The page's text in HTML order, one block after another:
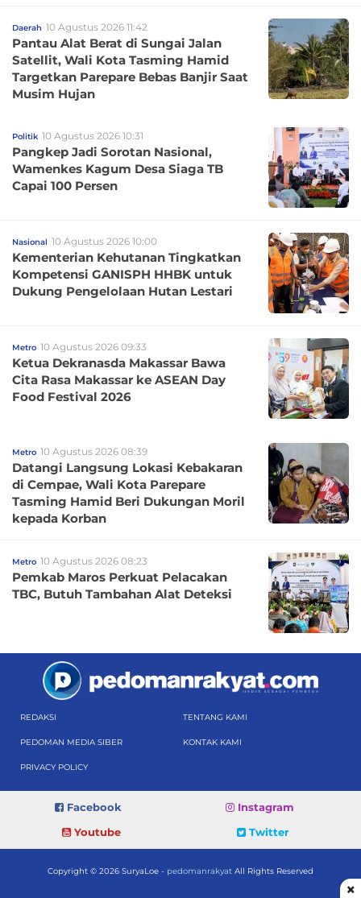
Daerah 10 Agustus 2026 11:42
Pantau Alat Berat di Sungai Jalan
Satellit, Wali Kota Tasming Hamid
Targetkan Parepare Bebas Banjir Saat
Musim Hujan
Politik 10 Agustus 2026 10:31
Pangkep Jadi Sorotan Nasional,
Wamenkes Kagum Desa Siaga TB
Capai 100 Persen
Nasional 10 Agustus 2026 10:00
Kementerian Kehutanan Tingkatkan
Kompetensi GANISPH HHBK untuk
Dukung Pengelolaan Hutan Lestari
Metro 10 Agustus 2026 09:33
Ketua Dekranasda Makassar Bawa
Cita Rasa Makassar ke ASEAN Day
Food Festival 2026
Metro 10 Agustus 2026 08:39
Datangi Langsung Lokasi Kebakaran
di Cempae, Wali Kota Parepare
Tasming Hamid Beri Dukungan Moril
kepada Korban
Metro 10 Agustus 2026 08:23
Pemkab Maros Perkuat Pelacakan
TBC, Butuh Tambahan Alat Deteksi
REDAKSI TENTANG KAMI
PEDOMAN MEDIA SIBER KONTAK KAMI
PRIVACY POLICY
Facebook
Instagram
Youtube
Twitter
Copyright © 2026 SuryaLoe - pedomanrakyat All Rights Reserved
×